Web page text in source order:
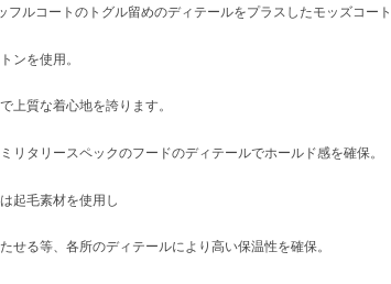
ルコートのトグル留めのディテールをプラスしたモッズコート
ンを使用。
上質な着心地を誇ります。
リタリースペックのフードのディテールでホールド感を確保。
起毛素材を使用し
せる等、各所のディテールにより高い保温性を確保。